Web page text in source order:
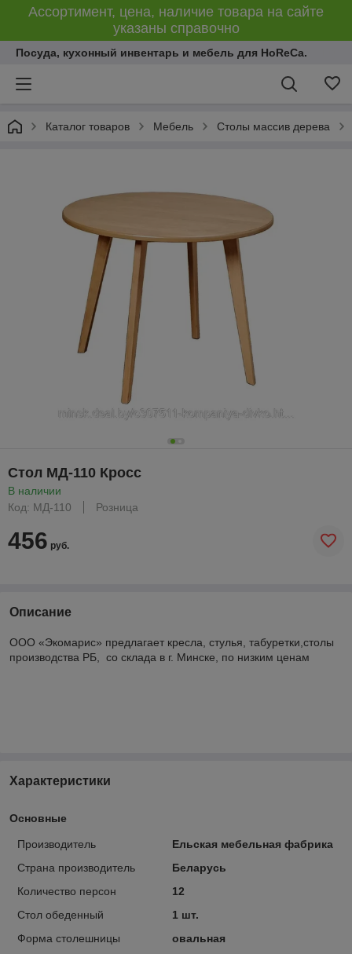
Ассортимент, цена, наличие товара на сайте
указаны справочно
Посуда, кухонный инвентарь и мебель для HoReCa.
Каталог товаров Мебель Столы массив дерева
Стол МД-110 Кросс
В наличии
Код: МД-110
Розница
456 руб.
Описание
ООО «Экомарис» предлагает кресла, стулья, табуретки,столы
производства РБ, со склада в г. Минске, по низким ценам
Характеристики
Основные
Производитель
Ельская мебельная фабрика
Страна производитель
Беларусь
Количество персон
12
Стол обеденный
1 шт.
Форма столешницы
овальная